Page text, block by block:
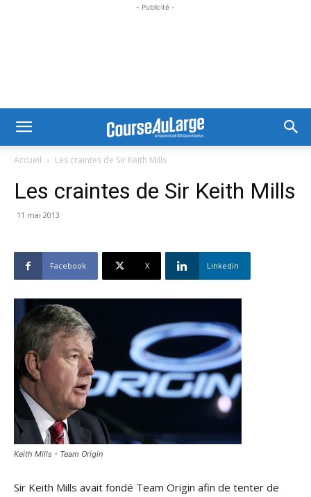
- Publicité -
Accueil Les craintes de Sir Keith Mills
Les craintes de Sir Keith Mills
11 mai 2013
Facebook X Linkedin
Keith Mills - Team Origin
Sir Keith Mills avait fondé Team Origin afin de tenter de